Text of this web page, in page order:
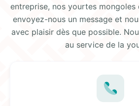
entreprise, nos yourtes mongoles
envoyez-nous un message et
avec plaisir dès que possible.
au service de la